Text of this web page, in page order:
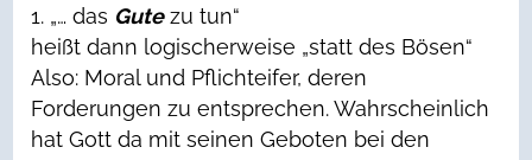
„… das Gutezu tun“
heißt dann logischerweise „statt des Bösen“
Also: Moral und Pflichteifer, deren
Forderungen zu entsprechen. Wahrscheinlich
hat Gott da mit seinen Geboten bei den